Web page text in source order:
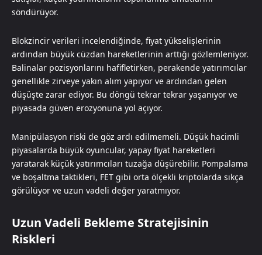
söndürüyor.
Blokzincir verileri incelendiğinde, fiyat yükselişlerinin
ardından büyük cüzdan hareketlerinin arttığı gözlemleniyor.
Balinalar pozisyonlarını hafifletirken, perakende yatırımcılar
genellikle zirveye yakın alım yapıyor ve ardından gelen
düşüşte zarar ediyor. Bu döngü tekrar tekrar yaşanıyor ve
piyasada güven erozyonuna yol açıyor.
Manipülasyon riski de göz ardı edilmemeli. Düşük hacimli
piyasalarda büyük oyuncular, yapay fiyat hareketleri
yaratarak küçük yatırımcıları tuzağa düşürebilir. Pompalama
ve boşaltma taktikleri, FET gibi orta ölçekli kriptolarda sıkça
görülüyor ve uzun vadeli değer yaratmıyor.
Uzun Vadeli Bekleme Stratejisinin
Riskleri